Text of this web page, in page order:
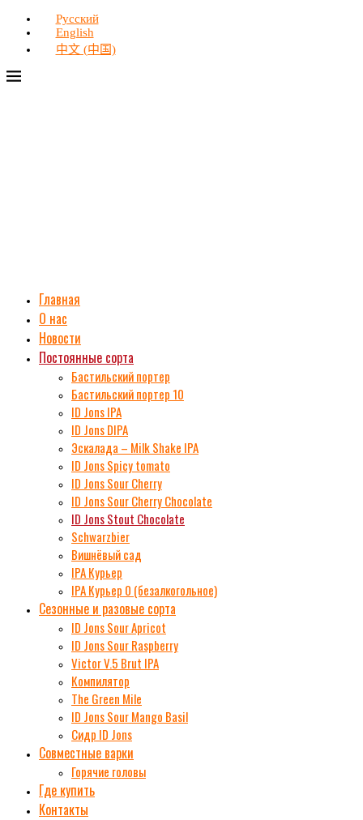
Русский
English
中文 (中国)
Главная
О нас
Новости
Постоянные сорта
Бастильский портер
Бастильский портер 10
ID Jons IPA
ID Jons DIPA
Эскалада – Milk Shake IPA
ID Jons Spicy tomato
ID Jons Sour Cherry
ID Jons Sour Cherry Chocolate
ID Jons Stout Chocolate
Schwarzbier
Вишнёвый сад
IPA Курьер
IPA Курьер 0 (безалкогольное)
Сезонные и разовые сорта
ID Jons Sour Аpricot
ID Jons Sour Raspberry
Victor V.5 Brut IPA
Компилятор
The Green Mile
ID Jons Sour Мango Basil
Сидр ID Jons
Совместные варки
Горячие головы
Где купить
Контакты